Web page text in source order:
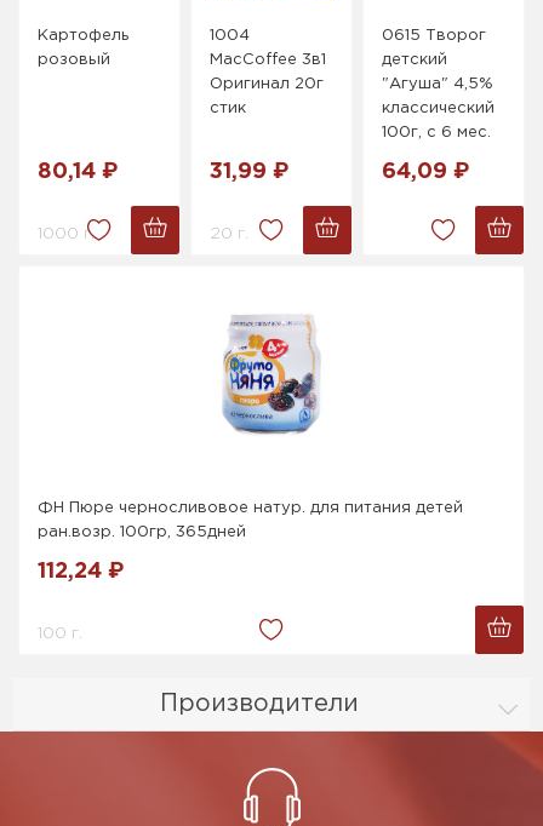
Производители
Картофель
розовый
80,14 ₽
1000 г.
1004
MacCoffee 3в1
Оригинал 20г
стик
31,99 ₽
20 г.
0615 Творог
детский
"Агуша" 4,5%
классический
100г, с 6 мес.
64,09 ₽
ФН Пюре черносливовое натур. для питания детей
ран.возр. 100гр, 365дней
112,24 ₽
100 г.